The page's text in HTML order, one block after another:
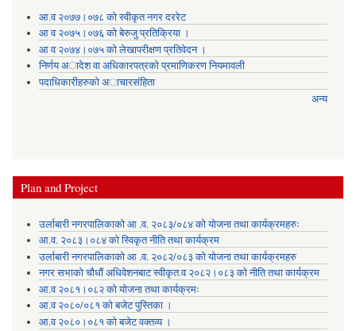
आ.व २०७७।०७८ को स्वीकृत नगर दररेट
आ व २०७५।०७६ को बेरुजु प्रतिक्रिया ।
आ व २०७४।०७५ काे लेखापरीक्षण प्रतिवेदन ।
निर्णय अादेश वा अधिकारपत्रकाे प्रमाणिकरण नियमावली
पदाधिकारीहरुको अाचारसंहिता
अन्य
Plan and Project
उर्लाबारी नगरपालिकाको आ .व. २०८३/०८४ को योजना तथा कार्यक्रमहरुः
आ.व. २०८३।०८४ को स्विकृत नीति तथा कार्यक्रम
उर्लाबारी नगरपालिकाको आ .व. २०८२/०८३ को योजना तथा कार्यक्रमहरु
नगर सभाको चौधौं अधिवेशनबाट स्वीकृत.व २०८२।०८३ को नीति तथा कार्यक्रम
आ.व २०८१।०८२ को योजना तथा कार्यक्रमः
आ.व २०८०/०८१ को बजेट पुस्तिका ।
आ.व २०८०।०८१ को बजेट वक्तव्य ।